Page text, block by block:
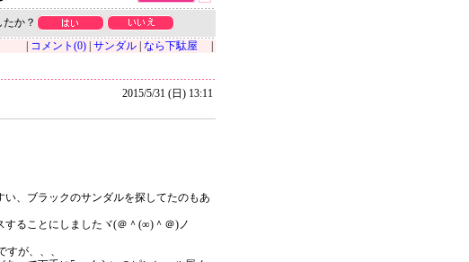
か？
コメント(0) サンダル なら下駄屋
2015/5/31 (日) 13:11
い、ブラックのサンダルを探してたのもあ
することにしましたヾ(＠＾(∞)＾＠)ノ
すが、、、